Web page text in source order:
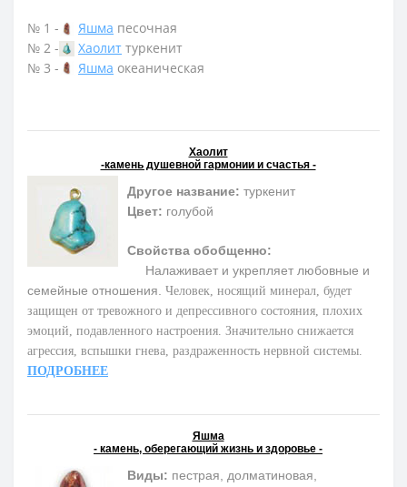
№ 1 - Яшма песочная
№ 2 -
Хаолит туркенит
№ 3 -
Яшма океаническая
Хаолит
-камень душевной гармонии и счастья -
Другое название: туркенит
Цвет: голубой
Свойства обобщенно:
Налаживает и укрепляет любовные и
семейные отношения. Человек, носящий минерал, будет
защищен от тревожного и депрессивного состояния, плохих
эмоций, подавленного настроения. Значительно снижается
агрессия, вспышки гнева, раздраженность нервной системы.
ПОДРОБНЕЕ
Яшма
- камень, оберегающий жизнь и здоровье -
Виды: пестрая, долматиновая,